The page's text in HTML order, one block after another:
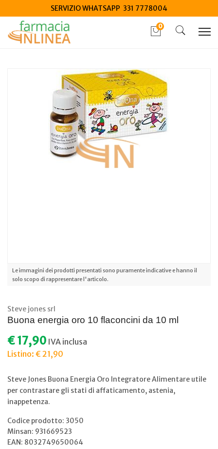
SERVIZIO WHATSAPP 331 7778004
0
Buona energia oro 10 flaconcini da 10 ml
/Mamma e bambino/Integrazione bambino
Buona energia oro 10 flaconcini da 10 ml
Le immagini dei prodotti presentati sono puramente indicative e hanno il
solo scopo di rappresentare l'articolo.
Steve jones srl
Buona energia oro 10 flaconcini da 10 ml
€ 17,90 IVA inclusa
Listino: € 21,90
Steve Jones Buona Energia Oro Integratore Alimentare utile
per contrastare gli stati di affaticamento, astenia,
inappetenza.
Codice prodotto: 3050
Minsan: 931669523
EAN: 8032749650064